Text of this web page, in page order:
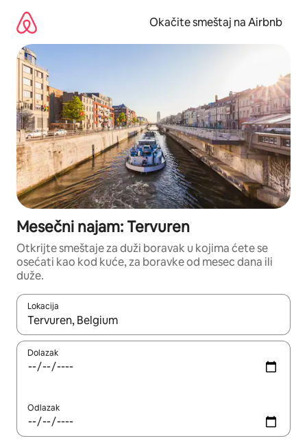
sadržaj
Okačite smeštaj na Airbnb
Mesečni najam: Tervuren
Otkrijte smeštaje za duži boravak u kojima ćete se
osećati kao kod kuće, za boravke od mesec dana ili
duže.
Lokacija
Kad su rezultati dostupni, možete da se krećete kroz njih
Dolazak
Odlazak